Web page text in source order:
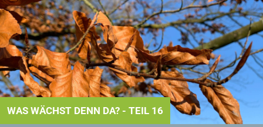
WAS WÄCHST DENN DA? - TEIL 16